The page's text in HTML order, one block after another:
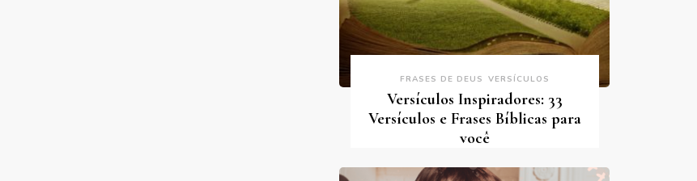
FRASES DE DEUS VERSÍCULOS
Versículos Inspiradores: 33
Versículos e Frases Bíblicas para
você